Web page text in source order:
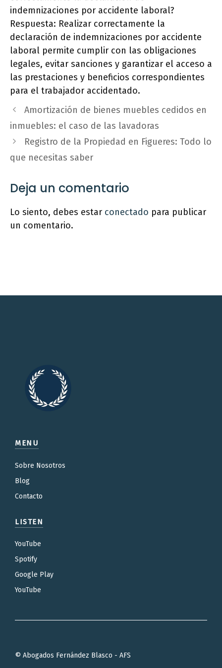
indemnizaciones por accidente laboral?
Respuesta: Realizar correctamente la
declaración de indemnizaciones por accidente
laboral permite cumplir con las obligaciones
legales, evitar sanciones y garantizar el acceso a
las prestaciones y beneficios correspondientes
para el trabajador accidentado.
Amortización de bienes muebles cedidos en
inmuebles: el caso de las lavadoras
Registro de la Propiedad en Figueres: Todo lo
que necesitas saber
Deja un comentario
Lo siento, debes estar conectado para publicar
un comentario.
MENU
Sobre Nosotros
Blog
Contacto
LISTEN
YouTube
Spotify
Google Play
YouTube
© Abogados Fernández Blasco - AFS